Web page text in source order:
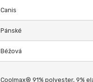
Canis
Pánské
Béžová
Coolmax® 91% polyester, 9%